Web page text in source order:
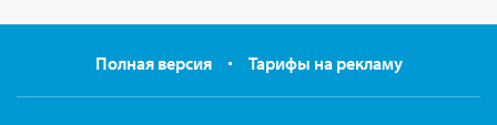
Полная версия Тарифы на рекламу